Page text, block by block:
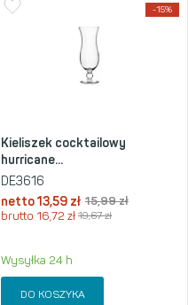
-15%
Kieliszek cocktailowy
hurricane...
DE3616
netto13,59 zł 15,99zł
brutto 16,72 zł 19,67zł
Wysyłka 24 h
DO KOSZYKA